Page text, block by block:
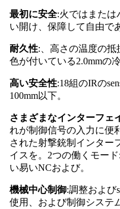
最初に安全:火ではまたは
い開け、保障して自由で
耐久性:、高さの温度の抵
色が付いている2.0mmの
高い安全性:18組のIRの
100mm以下。
さまざまなインターフェ
れが制御信号の入力に便
された射撃銃制インター
イスを。2つの働くモー
い易いNCおよび。
機械中心制御:調整および
使用、および制御システ